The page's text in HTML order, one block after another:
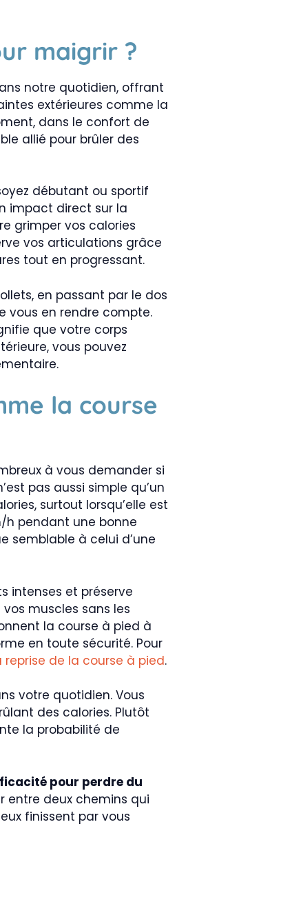
maigrir ?
notre quotidien, offrant
extérieures comme la
dans le confort de
allié pour brûler des
débutant ou sportif
impact direct sur la
grimper vos calories
vos articulations grâce
tout en progressant.
en passant par le dos
vous en rendre compte.
que votre corps
vous pouvez
la course
à vous demander si
pas aussi simple qu’un
surtout lorsqu’elle est
h pendant une bonne
semblable à celui d’une
intenses et préserve
muscles sans les
la course à pied à
en toute sécurité. Pour
de la course à pied.
votre quotidien. Vous
des calories. Plutôt
la probabilité de
pour perdre du
entre deux chemins qui
finissent par vous